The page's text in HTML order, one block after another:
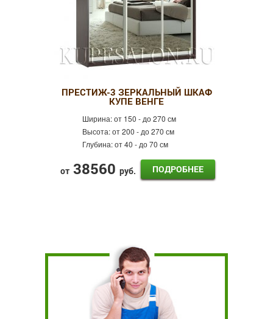
ПРЕСТИЖ-3 ЗЕРКАЛЬНЫЙ ШКАФ
КУПЕ ВЕНГЕ
Ширина:от 150 - до 270 см
Высота:от 200 - до 270 см
Глубина:от 40 - до 70 см
от 38560 руб. ПОДРОБНЕЕ